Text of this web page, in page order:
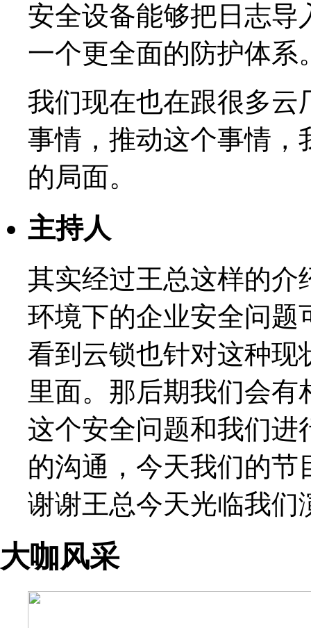
安全设备能够把日志导
一个更全面的防护体系
我们现在也在跟很多云
事情，推动这个事情，
的局面。
主持人
其实经过王总这样的介
环境下的企业安全问题
看到云锁也针对这种现
里面。那后期我们会
这个安全问题和我们进
的沟通，今天我们的
谢谢王总今天光临我们
大咖风采